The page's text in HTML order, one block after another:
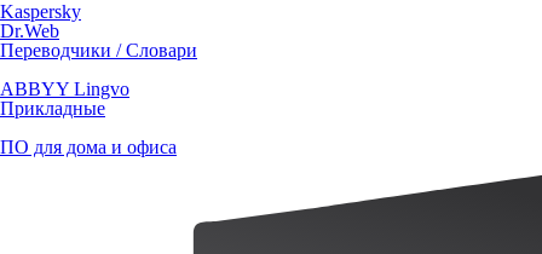
Kaspersky
Dr.Web
Переводчики / Словари
ABBYY Lingvo
Прикладные
ПО для дома и офиса